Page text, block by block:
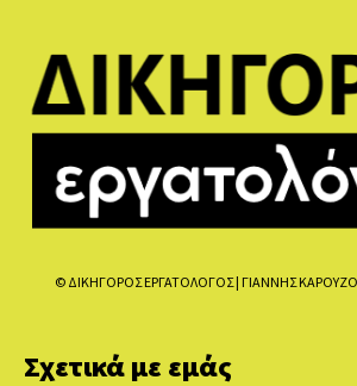
© ΔΙΚΗΓΟΡΟΣ ΕΡΓΑΤΟΛΟΓΟΣ | ΓΙΑΝΝΗΣ
Σχετικά με εμάς